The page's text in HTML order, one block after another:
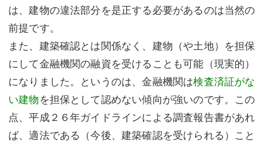
は、建物の違法部分を是正する必要があるのは当然の
前提です。
また、建築確認とは関係なく、建物（や土地）を担保
にして金融機関の融資を受けることも可能（現実的）
になりました。というのは、金融機関は検査済証がな
い建物を担保として認めない傾向が強いのです。この
点、平成２６年ガイドラインによる調査報告書があれ
ば、適法である（今後、建築確認を受けられる）こと